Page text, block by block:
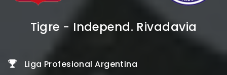
Tigre - Independ. Rivadavia
Liga Profesional Argentina